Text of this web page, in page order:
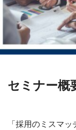
セミナー概
「採用のミスマ